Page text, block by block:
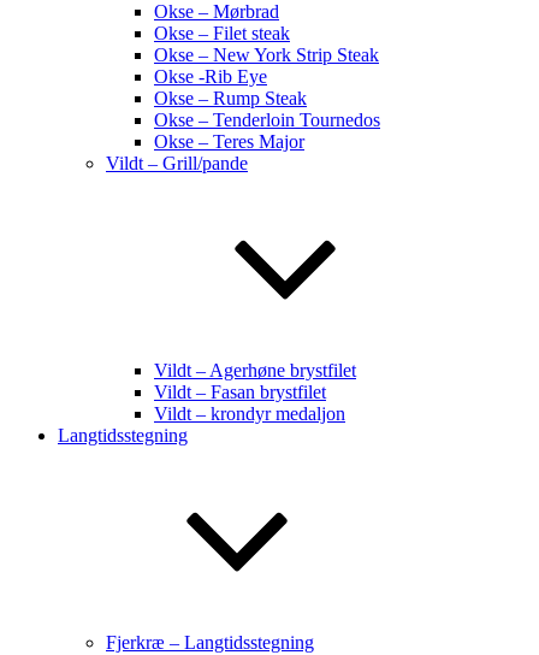
Okse – Mørbrad
Okse – Filet steak
Okse – New York Strip Steak
Okse -Rib Eye
Okse – Rump Steak
Okse – Tenderloin Tournedos
Okse – Teres Major
Vildt – Grill/pande
Vildt – Agerhøne brystfilet
Vildt – Fasan brystfilet
Vildt – krondyr medaljon
Langtidsstegning
Fjerkræ – Langtidsstegning